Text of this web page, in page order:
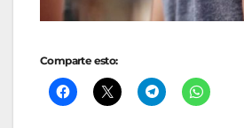
Comparte esto: